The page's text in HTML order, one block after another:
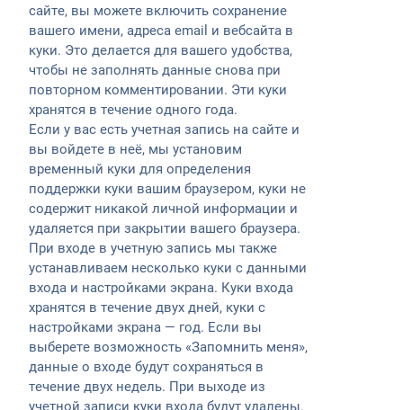
сайте, вы можете включить сохранение
вашего имени, адреса email и вебсайта в
куки. Это делается для вашего удобства,
чтобы не заполнять данные снова при
повторном комментировании. Эти куки
хранятся в течение одного года.
Если у вас есть учетная запись на сайте и
вы войдете в неё, мы установим
временный куки для определения
поддержки куки вашим браузером, куки не
содержит никакой личной информации и
удаляется при закрытии вашего браузера.
При входе в учетную запись мы также
устанавливаем несколько куки с данными
входа и настройками экрана. Куки входа
хранятся в течение двух дней, куки с
настройками экрана — год. Если вы
выберете возможность «Запомнить меня»,
данные о входе будут сохраняться в
течение двух недель. При выходе из
учетной записи куки входа будут удалены.